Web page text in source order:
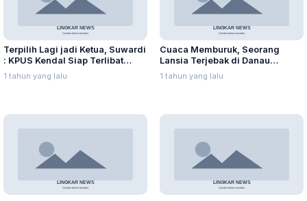
Terpilih Lagi jadi Ketua, Suwardi
: KPUS Kendal Siap Terlibat
Suplai Telur untuk MBG
1 tahun yang lalu
Cuaca Memburuk, Seorang
Lansia Terjebak di Danau
Rawapening Saat Mencari
Enceng Gondok
1 tahun yang lalu